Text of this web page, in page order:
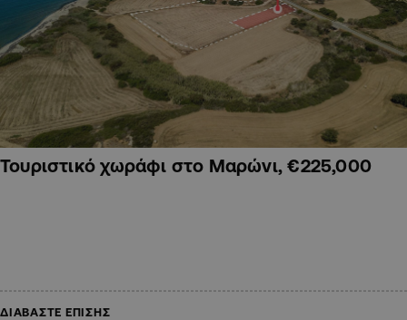
Τουριστικό χωράφι στο Μαρώνι, €225,000
ΔΙΑΒΑΣΤΕ ΕΠΙΣΗΣ